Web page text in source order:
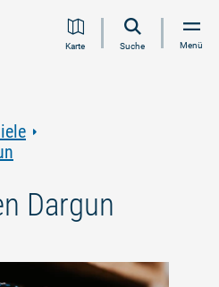
Inhalt
Navigation
Volltextsuche
FooterKarte Suche Menü
Dargun